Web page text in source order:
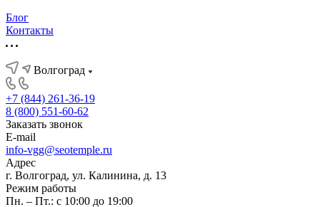
Блог
Контакты
Волгоград
+7 (844) 261-36-19
8 (800) 551-60-62
Заказать звонок
E-mail
info-vgg@seotemple.ru
Адрес
г. Волгоград, ул. Калинина, д. 13
Режим работы
Пн. – Пт.: с 10:00 до 19:00